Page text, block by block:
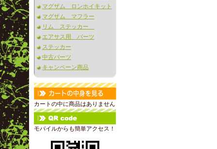
マグザム ロンホイキット
マグザム マフラー
リム ステッカー
エアサス用 パーツ
ステッカー
中古パーツ
キャンペーン商品
カートの中に商品はありません
モバイルからも簡単アクセス！